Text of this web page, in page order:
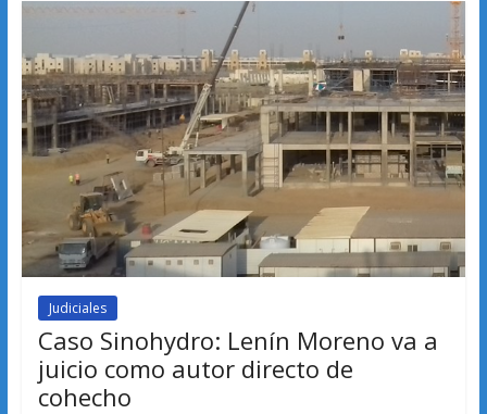
Judiciales
Caso Sinohydro: Lenín Moreno va a
juicio como autor directo de
cohecho